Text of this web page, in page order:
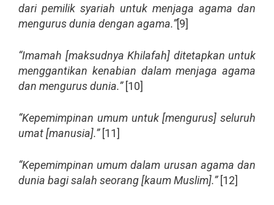
dari pemilik syariah untuk menjaga agama dan
mengurus dunia dengan agama.”[9]
“Imamah [maksudnya Khilafah] ditetapkan untuk
menggantikan kenabian dalam menjaga agama
dan mengurus dunia.”[10]
“Kepemimpinan umum untuk [mengurus] seluruh
umat [manusia].”[11]
“Kepemimpinan umum dalam urusan agama dan
dunia bagi salah seorang [kaum Muslim].”[12]